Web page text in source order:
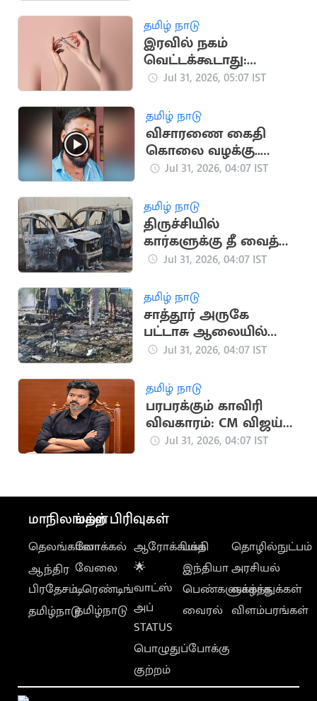
தமிழ் நாடு
இரவில் நகம்
வெட்டக்கூடாது:
மூடநம்பிக்கையா?
Jul 31, 2026, 05:07 IST
தமிழ் நாடு
விசாரணை கைதி
கொலை வழக்கு..
சிபிசிஐடி
அதிர்ச்சி தகவல்
Jul 31, 2026, 04:07 IST
தமிழ் நாடு
திருச்சியில்
கார்களுக்கு தீ வைத்த
காவலர் பணியிட
Jul 31, 2026, 04:07 IST
தமிழ் நாடு
சாத்தூர் அருகே
பட்டாசு ஆலையில்
வெடி விபத்து..
Jul 31, 2026, 04:07 IST
தமிழ் நாடு
பரபரக்கும் காவிரி
விவகாரம்: CM விஜய்
அவசர ஆலோசனை
Jul 31, 2026, 04:07 IST
மாநிலங்கள்
தெலங்கானா
ஆந்திர
பிரதேசம்
தமிழ்நாடு
மற்ற பிரிவுகள்
லோக்கல்
வேலை
டிரெண்டிங்
தமிழ்நாடு
ஆரோக்கியம்
🌟
வாட்ஸ்
அப்
STATUS
பொழுதுப்போக்கு
குற்றம்
பக்தி
இந்தியா
பெண்களுக்காக
வைரல்
தொழில்நுட்பம்
அரசியல்
வாழ்த்துக்கள்
விளம்பரங்கள்